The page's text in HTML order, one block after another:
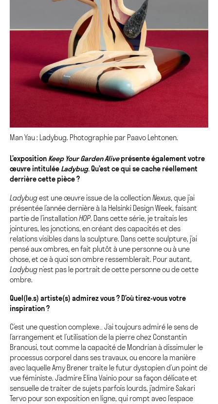
Man Yau : Ladybug. Photographie par Paavo Lehtonen.
L’exposition Keep Your Garden Aliveprésente également votre
œuvre intitulée Ladybug. Qu’est ce qui se cache réellement
derrière cette pièce ?
Ladybugest une œuvre issue de la collectionNexus, que j’ai
présentée l’année dernière à la Helsinki Design Week, faisant
partie de l’installationHOP. Dans cette série, je traitais les
jointures, les jonctions, en créant des capacités et des
relations visibles dans la sculpture. Dans cette sculpture, j’ai
pensé aux ombres, en fait plutôt à une personne ou à une
chose, et ce à quoi son ombre ressemblerait. Pour autant,
Ladybug n’est pas le portrait de cette personne ou de cette
ombre.
Quel(le.s) artiste(s) admirez vous ? D’où tirez-vous votre
inspiration ?
C’est une question complexe… J’ai toujours admiré le sens de
l’arrangement et l’utilisation de la pierre chez Constantin
Brancusi, tout comme la capacité de Mondrian à dissimuler le
processus corporel dans ses travaux, ou encore la manière
avec laquelle Amy Brener traite le futur dystopien d’un point de
vue féministe. J’admire Elina Vainio pour sa façon délicate et
sensuelle de traiter de sujets parfois lourds, j’admire Sakari
Tervo pour son exposition en ligne, qui rompt avec l’espace